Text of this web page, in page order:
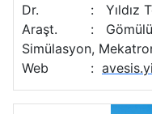
Dr.
:
Yıldız
Araşt.
:
Simülasyon,
Web
: